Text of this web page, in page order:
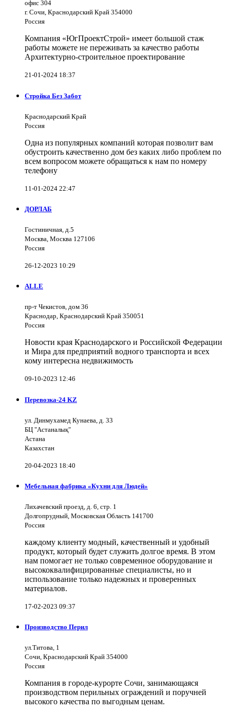
офис 304
г. Сочи, Краснодарский Край 354000
Россия
Компания «ЮгПроектСтрой» имеет большой стаж
работы можете не переживать за качество работы
Архитектурно-строительное проектирование
21-01-2024 18:37
Стройка Без Забот
Краснодарский Край
Россия
Одна из популярных компаний которая позволит вам
обустроить качественно дом без каких либо проблем по
всем вопросом можете обращаться к нам по номеру
телефону
11-01-2024 22:47
ДОРЛАБ
Гостиничная, д.5
Москва, Москва 127106
Россия
26-12-2023 10:29
ALLE
пр-т Чекистов, дом 36
Краснодар, Краснодарский Край 350051
Россия
Новости края Краснодарского и Российской Федерации
и Мира для предприятий водного транспорта и всех
кому интересна недвижимость
09-10-2023 12:46
Перевозка-24 KZ
ул. Динмухамед Кунаева, д. 33
БЦ "Астаналық"
Астана
Казахстан
20-04-2023 18:40
Мебельная фабрика «Кухни для Людей»
Лихачевский проезд, д. 6, стр. 1
Долгопрудный, Московская Область 141700
Россия
каждому клиенту модный, качественный и удобный
продукт, который будет служить долгое время. В этом
нам помогает не только современное оборудование и
высококвалифицированные специалисты, но и
использование только надежных и проверенных
материалов.
17-02-2023 09:37
Производство Перил
ул.Титова, 1
Сочи, Краснодарский Край 354000
Россия
Компания в городе-курорте Сочи, занимающаяся
производством перильных ограждений и поручней
высокого качества по выгодным ценам.